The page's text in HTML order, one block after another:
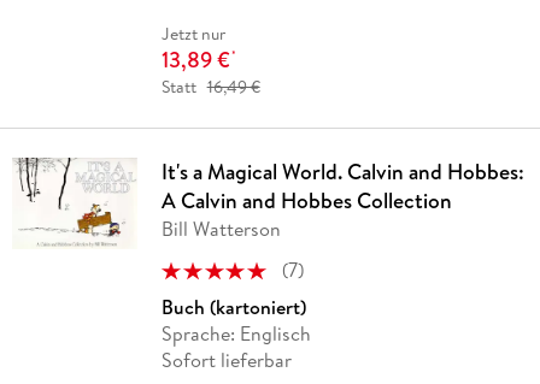
Jetzt nur
13,89 €*
Statt 16,49 €
It's a Magical World. Calvin and Hobbes:
A Calvin and Hobbes Collection
Bill Watterson
(7)
Buch (kartoniert)
Sprache: Englisch
Sofort lieferbar